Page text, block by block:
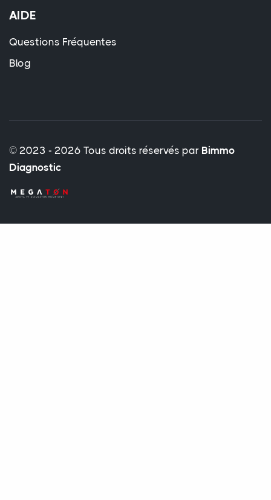
AIDE
Questions Fréquentes
Blog
© 2023 - 2026 Tous droits réservés par Bimmo
Diagnostic